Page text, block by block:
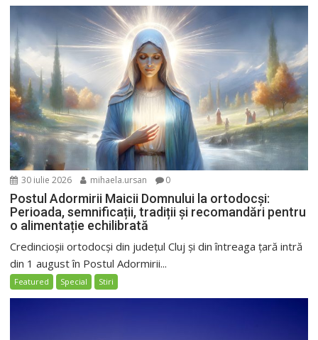
30 iulie 2026 mihaela.ursan 0
Postul Adormirii Maicii Domnului la ortodocși:
Perioada, semnificații, tradiții și recomandări pentru
o alimentație echilibrată
Credincioșii ortodocși din județul Cluj și din întreaga țară intră
din 1 august în Postul Adormirii...
Featured Special Stiri